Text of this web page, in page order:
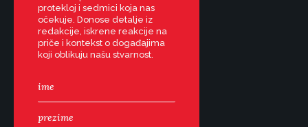
protekloj i sedmici koja nas
očekuje. Donose detalje iz
redakcije, iskrene reakcije na
priče i kontekst o događajima
koji oblikuju našu stvarnost.